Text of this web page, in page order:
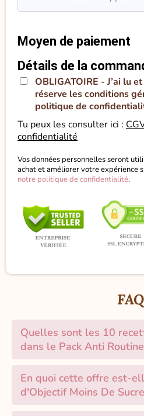
Moyen de paiement
Détails de la
OBLIGATOIRE - J’ai lu
réserve les conditions
politique de
Tu peux les consulter ici :
confidentialité
Vos données personnelles seront
achat et améliorer votre expérience
notre politique de confidentialité.
FAQ
Quelles sont les 10
dans le Pack Anti
Voici les 10 recettes
formation :
La Tarte Aux Fruits
Le Blondie (Cookie
En quoi cette offre est-
d'Objectif Moins De
"Objectif Moins De